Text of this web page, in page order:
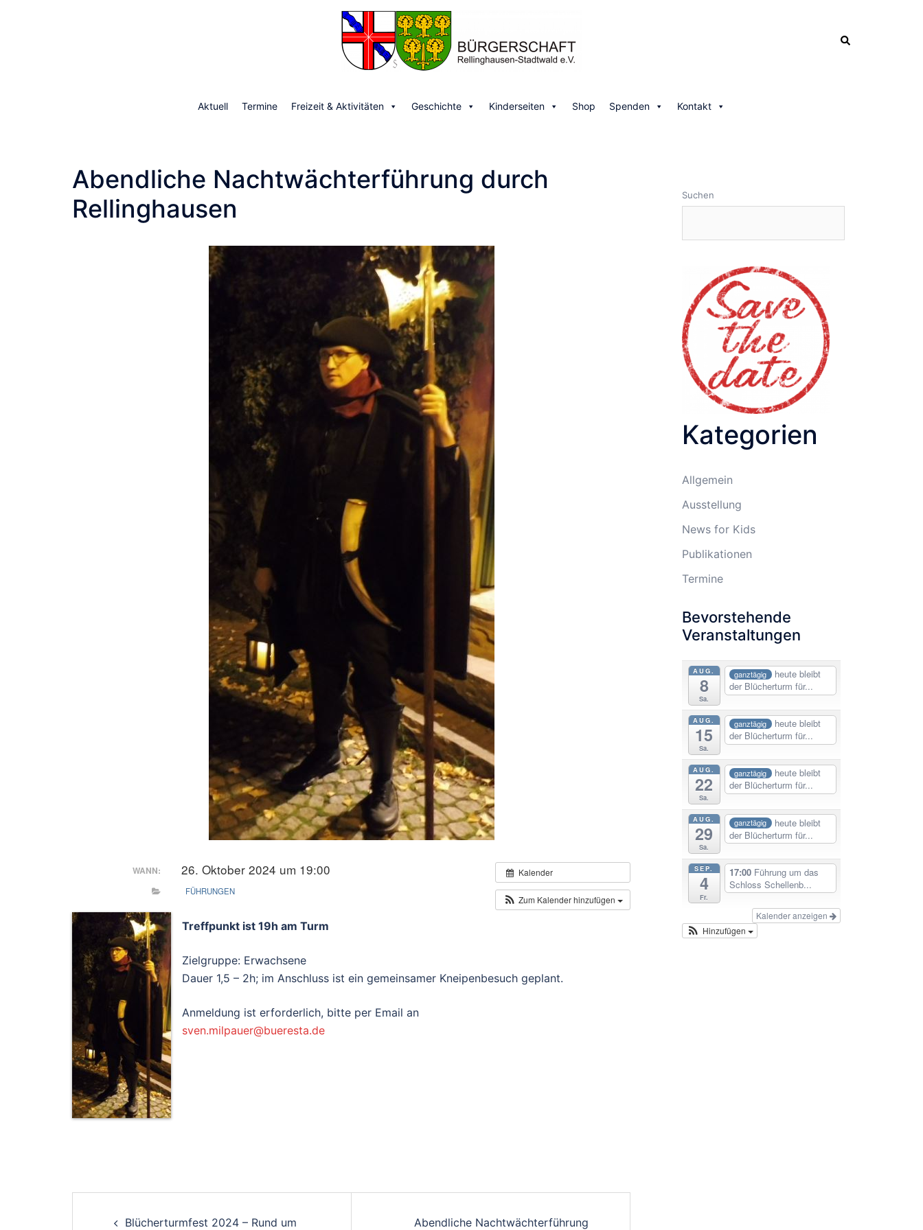
Search
Aktuell Termine Freizeit & Aktivitäten Geschichte Kinderseiten Shop Spenden Kontakt
Abendliche Nachtwächterführung durch
Rellinghausen
Kalender
Zum Kalender hinzufügen
WANN: 26. Oktober 2024 um 19:00
FÜHRUNGEN
Treffpunkt ist 19h am Turm
Zielgruppe: Erwachsene
Dauer 1,5 – 2h; im Anschluss ist ein gemeinsamer Kneipenbesuch geplant.
Anmeldung ist erforderlich, bitte per Email an
sven.milpauer@bueresta.de
Blücherturmfest 2024 – Rund um Abendliche Nachtwächterführung
Suchen
Kategorien
Allgemein
Ausstellung
News for Kids
Publikationen
Termine
Bevorstehende
Veranstaltungen
AUG.
8
Sa.
ganztägig
heute bleibt
der Blücherturm für...
AUG.
15
Sa.
ganztägig
heute bleibt
der Blücherturm für...
AUG.
22
Sa.
ganztägig
heute bleibt
der Blücherturm für...
AUG.
29
Sa.
ganztägig
heute bleibt
der Blücherturm für...
SEP.
4
Fr.
17:00 Führung um das
Schloss Schellenb...
Kalender anzeigen
Hinzufügen